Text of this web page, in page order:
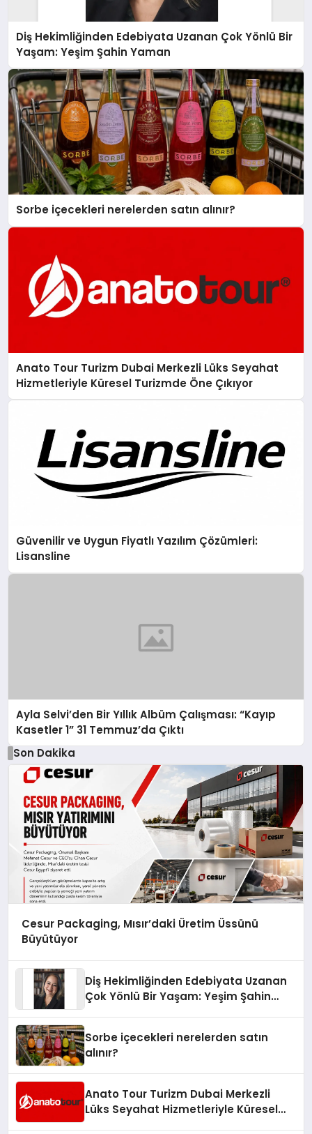
Diş Hekimliğinden Edebiyata Uzanan Çok Yönlü Bir
Yaşam: Yeşim Şahin Yaman
Sorbe içecekleri nerelerden satın alınır?
Anato Tour Turizm Dubai Merkezli Lüks Seyahat
Hizmetleriyle Küresel Turizmde Öne Çıkıyor
Güvenilir ve Uygun Fiyatlı Yazılım Çözümleri:
Lisansline
Ayla Selvi’den Bir Yıllık Albüm Çalışması: “Kayıp
Kasetler 1” 31 Temmuz’da Çıktı
Son Dakika
Cesur Packaging, Mısır’daki Üretim Üssünü
Büyütüyor
Diş Hekimliğinden Edebiyata Uzanan
Çok Yönlü Bir Yaşam: Yeşim Şahin
Sorbe içecekleri nerelerden satın
alınır?
Anato Tour Turizm Dubai Merkezli
Lüks Seyahat Hizmetleriyle Küresel